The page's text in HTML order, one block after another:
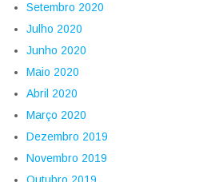
Setembro 2020
Julho 2020
Junho 2020
Maio 2020
Abril 2020
Março 2020
Dezembro 2019
Novembro 2019